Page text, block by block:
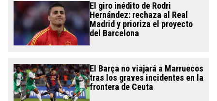
El giro inédito de Rodri
Hernández: rechaza al Real
Madrid y prioriza el proyecto
del Barcelona
El Barça no viajará a Marruecos
tras los graves incidentes en la
frontera de Ceuta